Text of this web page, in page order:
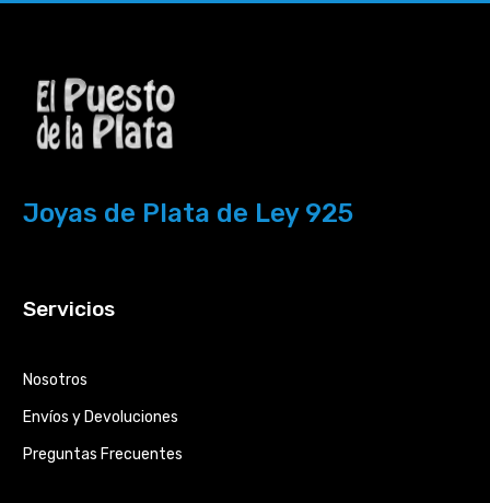
Joyas de Plata de Ley 925
Servicios
Nosotros
Envíos y Devoluciones
Preguntas Frecuentes